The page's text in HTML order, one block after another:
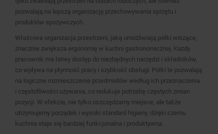
pozwalają na lepszą organizację przechowywania sprzętu i
produktów spożywczych.
Właściwa organizacja przestrzeni, jaką umożliwiają półki wiszące,
znacznie zwiększa ergonomię w kuchni gastronomicznej. Każdy
pracownik ma łatwy dostęp do niezbędnych narzędzi i składników,
co wpływa na płynność pracy i szybkość obsługi. Półki te pozwalają
na logiczne rozmieszczenie przedmiotów według ich przeznaczenia
i częstotliwości używania, co redukuje potrzebę częstych zmian
pozycji. W efekcie, nie tylko oszczędzamy miejsce, ale także
utrzymujemy porządek i wysoki standard higieny, dzięki czemu
kuchnia staje się bardziej funkcjonalna i produktywna.